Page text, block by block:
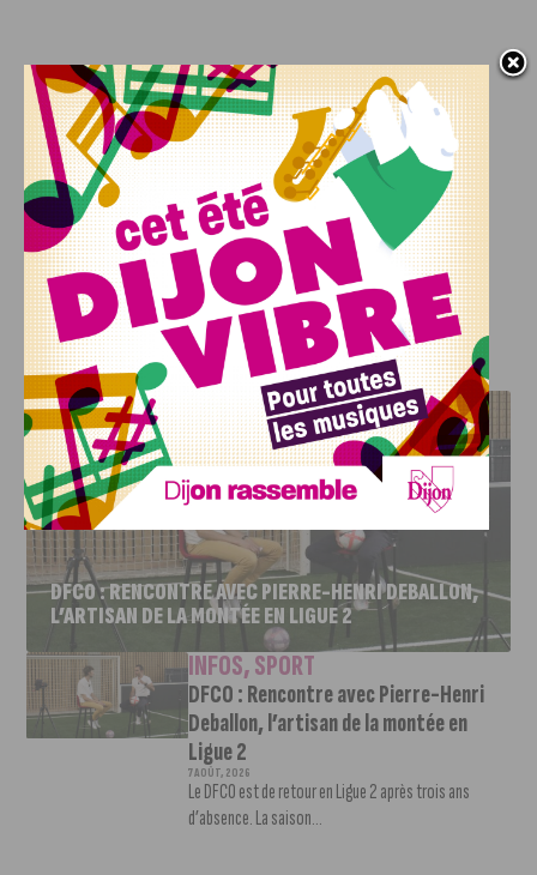
Crédit photo : Depositphotos
J'AIME LE DFCO
DFCO : RENCONTRE AVEC PIERRE-HENRI DEBALLON,
L’ARTISAN DE LA MONTÉE EN LIGUE 2
INFOS,SPORT
DFCO : Rencontre avec Pierre-Henri
Deballon, l’artisan de la montée en
Ligue 2
7 AOÛT, 2026
Le DFCO est de retour en Ligue 2 après trois ans
d’absence. La saison...